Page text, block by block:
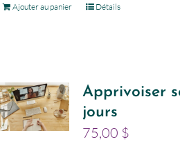
Ajouter au panier Détails
Apprivoiser
jours
75,00 $